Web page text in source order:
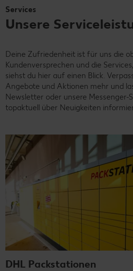
Services
Unsere
Deine Zufriedenheit ist für uns die
Kundenversprechen und die
siehst du hier auf einen Blick.
Angebote und Aktionen mehr und
Newsletter oder unsere Messenger-
topaktuell über Neuigkeiten
DHL Packstationen